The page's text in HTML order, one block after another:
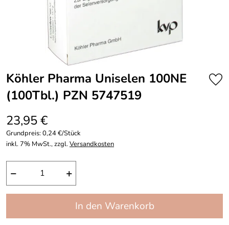
Köhler Pharma Uniselen 100NE
(100Tbl.) PZN 5747519
23,95 €
Grundpreis:0,24 €/Stück
inkl. 7% MwSt., zzgl.Versandkosten
− +
In den Warenkorb